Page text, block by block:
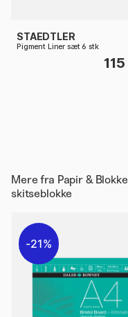
STAEDTLER
Pigment Liner sæt 6 stk
Mere fra Papir &
skitseblokke
21%